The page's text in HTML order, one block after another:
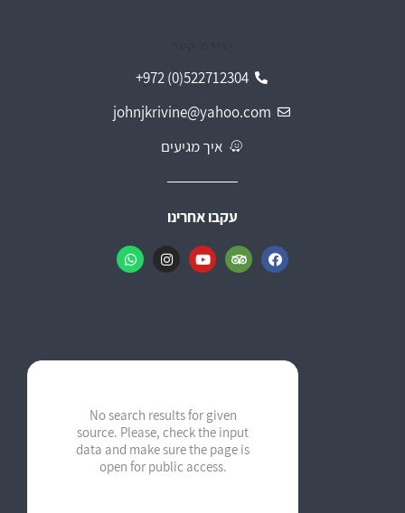
+972 (0)522712304
johnjkrivine@yahoo.com
איך מגיעים
עקבו אחרינו
No search results for given
source. Please, check the input
data and make sure the page is
open for public access.